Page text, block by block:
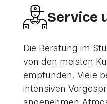
Service
Die Beratung im
von den meisten
empfunden. Viele
intensiven